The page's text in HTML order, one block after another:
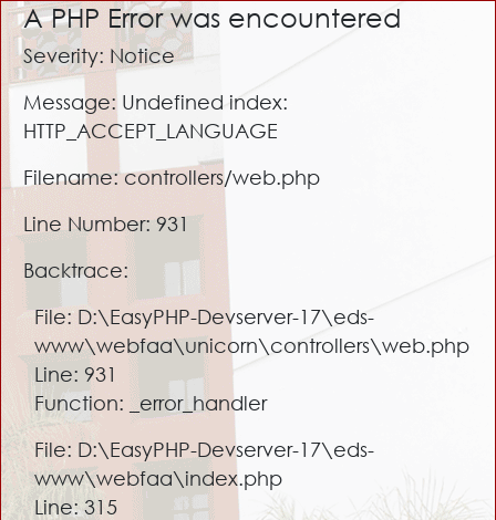
A PHP Error was encountered
Severity: Notice
Message: Undefined index:
HTTP_ACCEPT_LANGUAGE
Filename: controllers/web.php
Line Number: 931
Backtrace:
File: D:\EasyPHP-Devserver-17\eds-
www\webfaa\unicorn\controllers\web.php
Line: 931
Function: _error_handler
File: D:\EasyPHP-Devserver-17\eds-
www\webfaa\index.php
Line: 315